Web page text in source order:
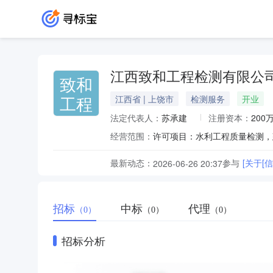
致和
工程
江西致和工程检测有限公
江西省 | 上饶市 检测服务
开业
法定代表人： 苏承建 注册资本： 200
经营范围：
最新动态： 2026-06-26 20:37参与 [关于[
招标 （0） 中标 （0） 代理 （0）
招标分析